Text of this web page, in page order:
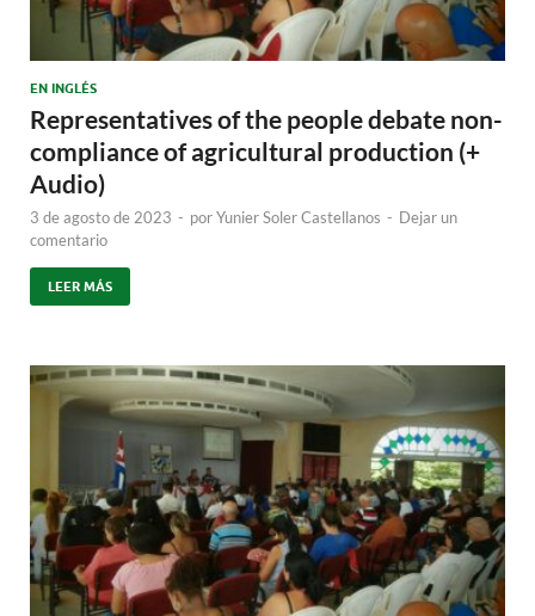
EN INGLÉS
Representatives of the people debate non-
compliance of agricultural production (+
Audio)
3 de agosto de 2023 - porYunier Soler Castellanos - Dejar un
comentario
LEER MÁS